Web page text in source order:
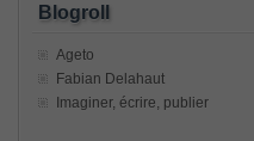
Blogroll
Ageto
Fabian Delahaut
Imaginer, écrire, publier